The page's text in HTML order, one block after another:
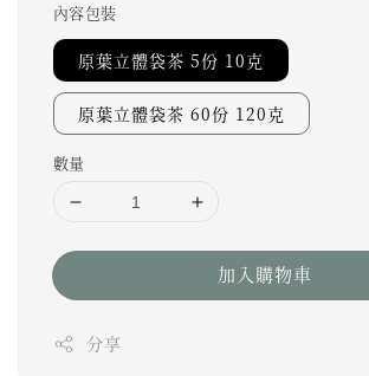
內容包裝
原葉立體袋茶 5份 10克
原葉立體袋茶 60份 120克
數量
加入購物車
分享